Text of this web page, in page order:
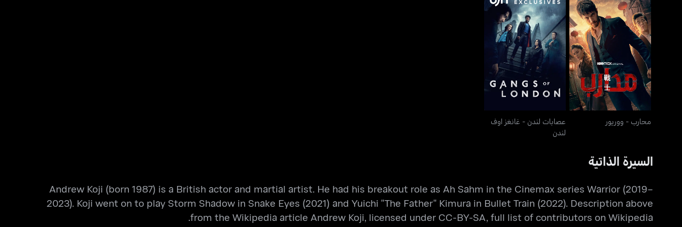
محارب - ووريور
محارب - ووريور
عصابات لندن - غانغز اوف
لندن
عصابات لندن - غانغز اوف
لندن
السيرة الذاتية
Andrew Koji (born 1987) is a British actor and martial artist. He had his breakout role as Ah Sahm in the Cinemax series Warrior (2019–
2023). Koji went on to play Storm Shadow in Snake Eyes (2021) and Yuichi "The Father" Kimura in Bullet Train (2022). Description above
from the Wikipedia article Andrew Koji, licensed under CC-BY-SA, full list of contributors on Wikipedia.